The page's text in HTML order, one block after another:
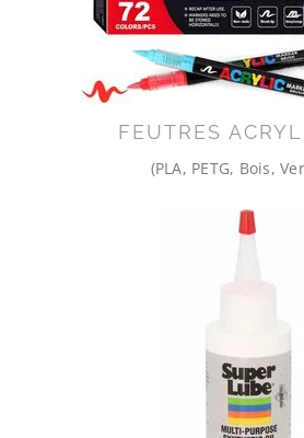
FEUTRES
(PLA, PETG, Bois,